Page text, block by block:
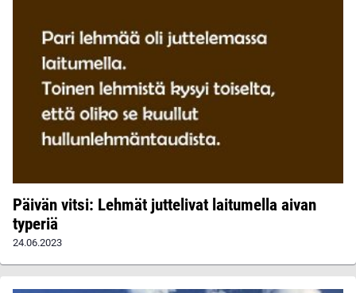
Päivän vitsi: Lehmät juttelivat laitumella aivan
typeriä
24.06.2023